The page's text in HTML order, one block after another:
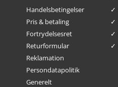
Handelsbetingelser
Pris & betaling
Fortrydelsesret
Returformular
Reklamation
Persondatapolitik
Generelt